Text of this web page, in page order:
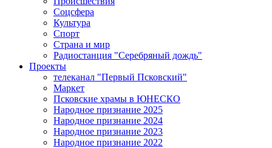
Соцсфера
Культура
Спорт
Страна и мир
Радиостанция "Серебряный дождь"
Проекты
телеканал "Первый Псковский"
Маркет
Псковские храмы в ЮНЕСКО
Народное признание 2025
Народное признание 2024
Народное признание 2023
Народное признание 2022